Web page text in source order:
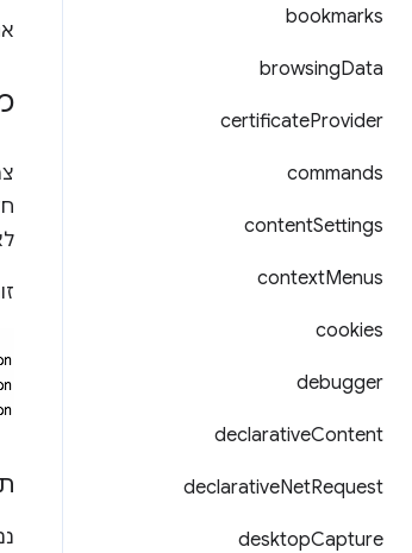
bookmarks
browsingData
certificateProvider
commands
contentSettings
contextMenus
cookies
debugger
declarativeContent
declarativeNetRequest
desktopCapture